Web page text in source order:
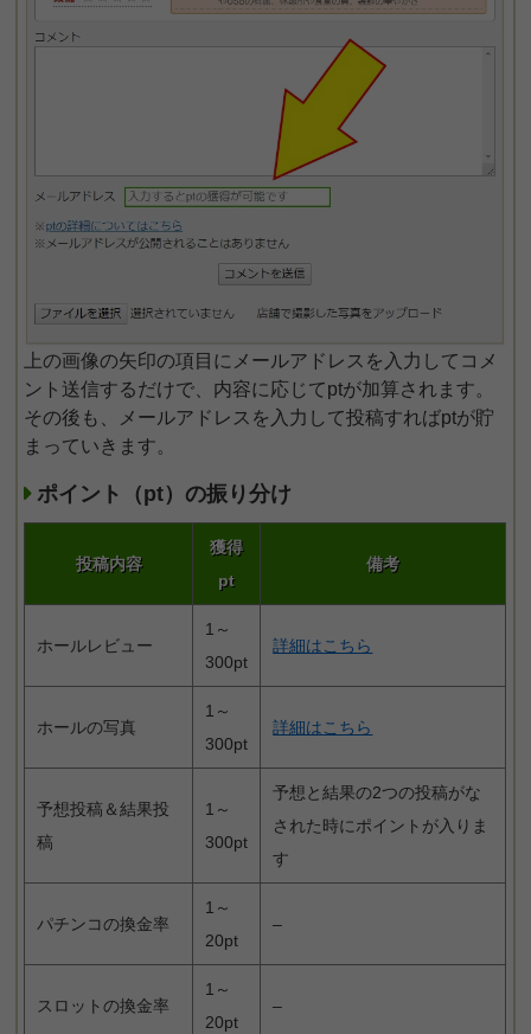
上の画像の矢印の項目にメールアドレスを入力してコメ
ント送信するだけで、内容に応じてptが加算されます。
その後も、メールアドレスを入力して投稿すればptが貯
まっていきます。
ポイント（pt）の振り分け
投稿内容
獲得
pt
備考
ホールレビュー
1～
300pt
詳細はこちら
ホールの写真
1～
300pt
詳細はこちら
予想投稿＆結果投
稿
1～
300pt
予想と結果の2つの投稿がな
された時にポイントが入りま
す
パチンコの換金率
1～
20pt
–
スロットの換金率
1～
20pt
–